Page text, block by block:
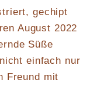
gechipt
August 2022
Süße
einfach nur
Freund mit